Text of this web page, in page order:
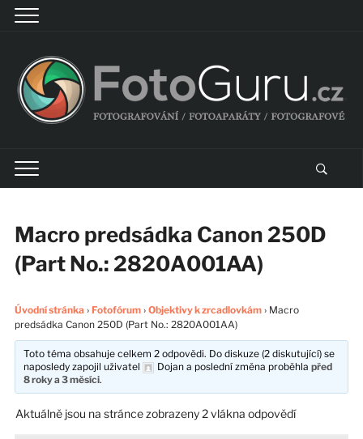
Macro predsádka Canon 250D
(Part No.: 2820A001AA)
Úvodní stránka › Fotofórum › Objektivy k zrcadlovkám › Macro
predsádka Canon 250D (Part No.: 2820A001AA)
Toto téma obsahuje celkem 2 odpovědi. Do diskuze (2 diskutující) se
naposledy zapojil uživatel
Dojan a poslední změna proběhlapřed
8 roky a 3 měsíci.
Aktuálně jsou na stránce zobrazeny 2 vlákna odpovědí